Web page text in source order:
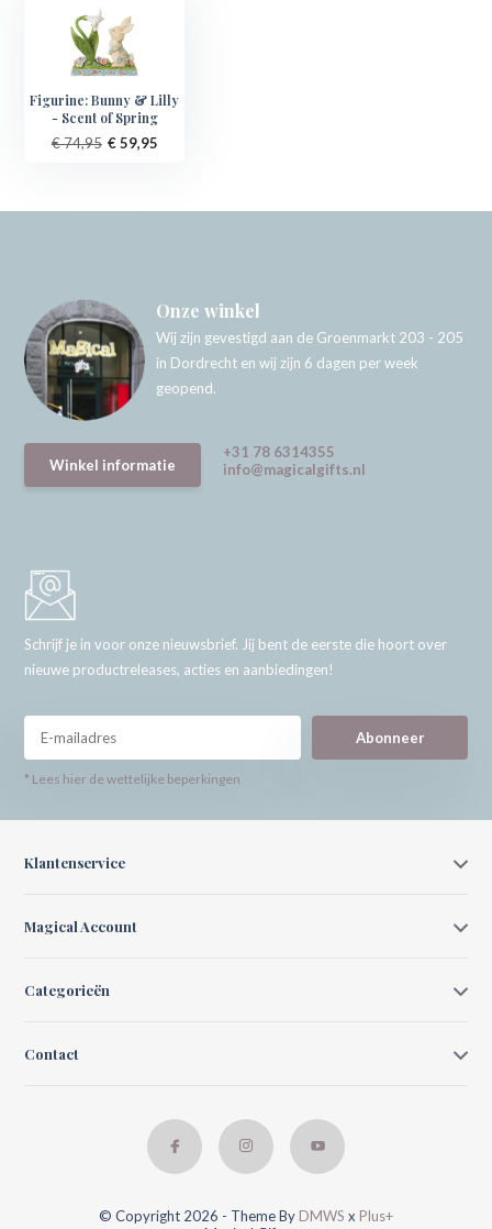
Figurine: Bunny & Lilly
- Scent of Spring
€ 74,95 € 59,95
Onze winkel
Wij zijn gevestigd aan de Groenmarkt 203 - 205
in Dordrecht en wij zijn 6 dagen per week
geopend.
Winkel informatie
+31 78 6314355
info@magicalgifts.nl
Schrijf je in voor onze nieuwsbrief. Jij bent de eerste die hoort over
nieuwe productreleases, acties en aanbiedingen!
Abonneer
* Lees hier de wettelijke beperkingen
Klantenservice
Magical Account
Categorieën
Contact
© Copyright 2026 - Theme By DMWS x Plus+